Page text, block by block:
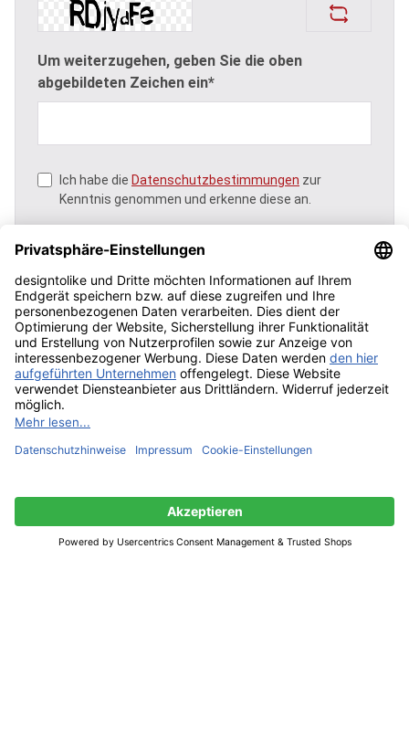
Produkte filtern
Um weiterzugehen, geben Sie die oben
abgebildeten Zeichen ein*
Ich habe die Datenschutzbestimmungen zur
Kenntnis genommen und erkenne diese an.
Abonnieren
Kontakt
Vertrag widerrufen
Shop Service
Information und Impressum
Zahlung & Versand